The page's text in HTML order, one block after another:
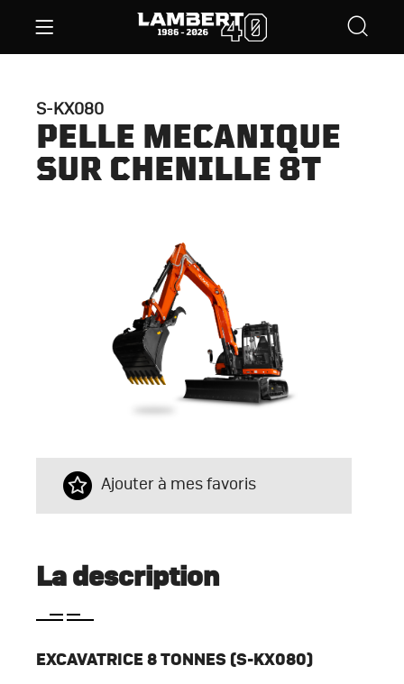
S-KX080
PELLE MECANIQUE
SUR CHENILLE 8T
Ajouter à mes favoris
La description
EXCAVATRICE 8 TONNES (S-KX080)